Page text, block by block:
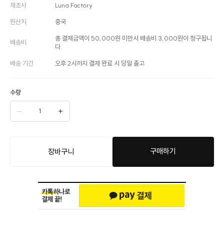
제조사 Luna Factory
원산지 중국
배송비
총 결제금액이 50,000원 미만시 배송비 3,000원이 청구됩니
다.
배송 기간 오후 2시까지 결제 완료 시 당일 출고
수량
장바구니 구매하기